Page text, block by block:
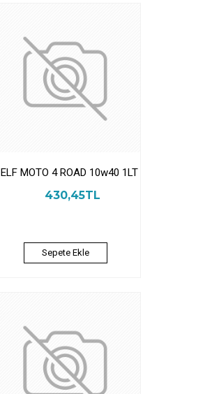
ELF MOTO 4 ROAD 10w40 1LT
430,45TL
Sepete Ekle